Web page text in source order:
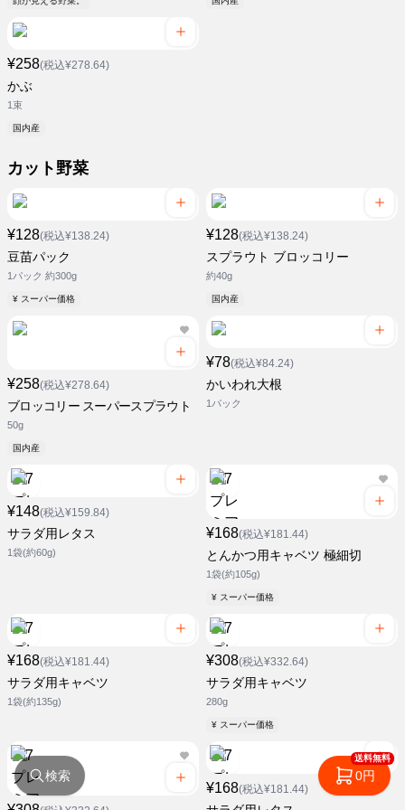
¥258(税込¥278.64)
かぶ
1束
国内産
カット野菜
¥128(税込¥138.24)
豆苗パック
1パック 約300g
¥ スーパー価格
¥128(税込¥138.24)
スプラウト ブロッコリー
約40g
国内産
¥258(税込¥278.64)
ブロッコリー スーパースプラウト
50g
国内産
¥78(税込¥84.24)
かいわれ大根
1パック
¥148(税込¥159.84)
サラダ用レタス
1袋(約60g)
¥168(税込¥181.44)
とんかつ用キャベツ 極細切
1袋(約105g)
¥ スーパー価格
¥168(税込¥181.44)
サラダ用キャベツ
1袋(約135g)
¥308(税込¥332.64)
サラダ用キャベツ
280g
¥ スーパー価格
¥168(税込¥181.44)
検索
送料無料
0円